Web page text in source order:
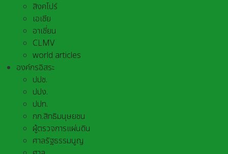
สิงคโปร์
เอเชีย
อาเชี่ยน
CLMV
world articles
องค์กรอิสระ
ปปช.
ปปง.
ปปท.
กก.สิทธิมนุษยชน
ผู้ตรวจการแผ่นดิน
ศาลรัฐธรรมนูญ